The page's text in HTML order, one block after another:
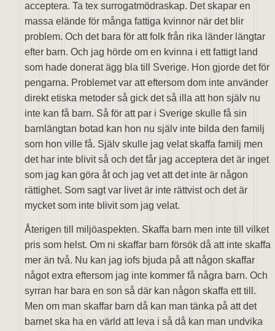
acceptera. Ta tex surrogatmödraskap. Det skapar en
massa elände för många fattiga kvinnor när det blir
problem. Och det bara för att folk från rika länder längtar
efter barn. Och jag hörde om en kvinna i ett fattigt land
som hade donerat ägg bla till Sverige. Hon gjorde det för
pengarna. Problemet var att eftersom dom inte använder
direkt etiska metoder så gick det så illa att hon själv nu
inte kan få barn. Så för att par i Sverige skulle få sin
barnlängtan botad kan hon nu själv inte bilda den familj
som hon ville få. Själv skulle jag velat skaffa familj men
det har inte blivit så och det får jag acceptera det är inget
som jag kan göra åt och jag vet att det inte är någon
rättighet. Som sagt var livet är inte rättvist och det är
mycket som inte blivit som jag velat.
Återigen till miljöaspekten. Skaffa barn men inte till vilket
pris som helst. Om ni skaffar barn försök då att inte skaffa
mer än två. Nu kan jag iofs bjuda på att någon skaffar
något extra eftersom jag inte kommer få några barn. Och
syrran har bara en son så där kan någon skaffa ett till.
Men om man skaffar barn då kan man tänka på att det
barnet ska ha en värld att leva i så då kan man undvika